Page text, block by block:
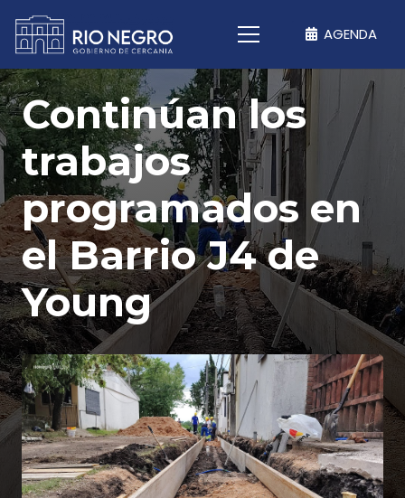
AGENDA
Continúan los
trabajos
programados en
el Barrio J4 de
Young